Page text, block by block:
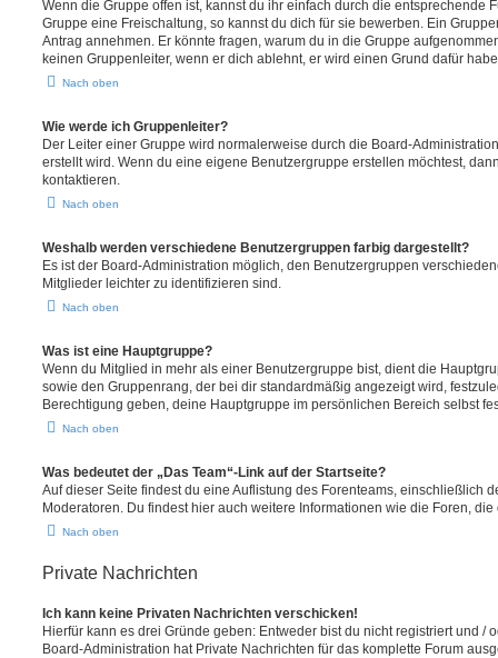
Wenn die Gruppe offen ist, kannst du ihr einfach durch die entsprechende
Gruppe eine Freischaltung, so kannst du dich für sie bewerben. Ein
Antrag annehmen. Er könnte fragen, warum du in die Gruppe
keinen Gruppenleiter, wenn er dich ablehnt, er wird einen Grund dafür
Nach oben
Wie werde ich Gruppenleiter?
Der Leiter einer Gruppe wird normalerweise durch die Board-
erstellt wird. Wenn du eine eigene Benutzergruppe erstellen möchtest,
kontaktieren.
Nach oben
Weshalb werden verschiedene Benutzergruppen farbig dargestellt?
Es ist der Board-Administration möglich, den Benutzergruppen
Mitglieder leichter zu identifizieren sind.
Nach oben
Was ist eine Hauptgruppe?
Wenn du Mitglied in mehr als einer Benutzergruppe bist, dient die
sowie den Gruppenrang, der bei dir standardmäßig angezeigt wird,
Berechtigung geben, deine Hauptgruppe im persönlichen Bereich selbst
Nach oben
Was bedeutet der „Das Team“-Link auf der Startseite?
Auf dieser Seite findest du eine Auflistung des Forenteams, einschließlich
Moderatoren. Du findest hier auch weitere Informationen wie die Foren,
Nach oben
Private Nachrichten
Ich kann keine Privaten Nachrichten verschicken!
Hierfür kann es drei Gründe geben: Entweder bist du nicht registriert und /
Board-Administration hat Private Nachrichten für das komplette Forum